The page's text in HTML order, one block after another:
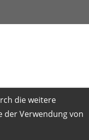
die weitere
der Verwendung von